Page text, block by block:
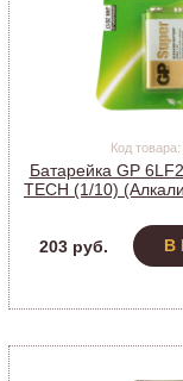
Код
Батарейка GP
TECH (1/10)
203 руб.
В